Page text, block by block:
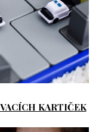
KARTIČEK